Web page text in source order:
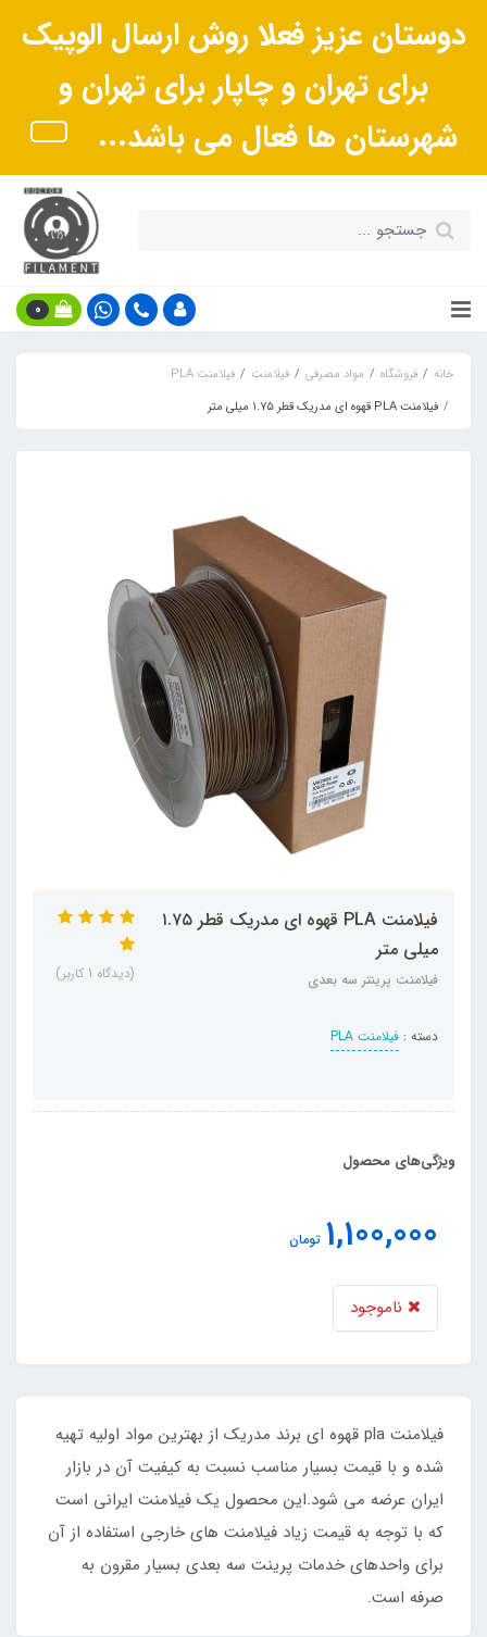
دوستان عزیز فعلا روش ارسال الوپیک
برای تهران و چاپار برای تهران و
شهرستان ها فعال می باشد...
0
خانه فروشگاه مواد مصرفی فیلامنت
فیلامنت PLA
فیلامنت PLA قهوه ای مدریک قطر ۱.۷۵ میلی متر
فیلامنت PLA قهوه ای مدریک قطر ۱.۷۵
میلی متر
فیلامنت پرینتر سه بعدی
دسته : فیلامنت PLA
(دیدگاه 1 کاربر)
ویژگی‌های محصول
1,100,000 تومان
ناموجود
فیلامنت pla قهوه ای برند مدریک از بهترین مواد اولیه تهیه
شده و با قیمت بسیار مناسب نسبت به کیفیت آن در بازار
ایران عرضه می شود.این محصول یک فیلامنت ایرانی است
که با توجه به قیمت زیاد فیلامنت های خارجی استفاده از آن
برای واحدهای خدمات پرینت سه بعدی بسیار مقرون به
صرفه است.